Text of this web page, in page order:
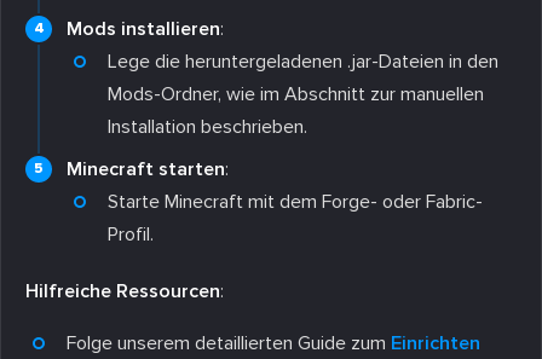
Mods installieren:
Lege die heruntergeladenen .jar-Dateien in den
Mods-Ordner, wie im Abschnitt zur manuellen
Installation beschrieben.
Minecraft starten:
Starte Minecraft mit dem Forge- oder Fabric-
Profil.
Hilfreiche Ressourcen:
Folge unserem detaillierten Guide zum Einrichten